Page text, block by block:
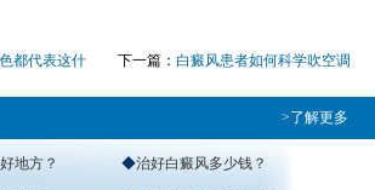
都代表这什
下一篇： 白癜风患者如何科学吹空调
>了解更多
地方？ ◆治好白癜风多少钱？